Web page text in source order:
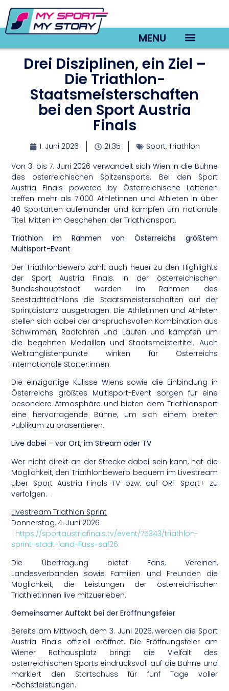
MENU
Drei Disziplinen, ein Ziel –
Die Triathlon-
Staatsmeisterschaften
bei den Sport Austria
Finals
1. Juni 2026 21:35 Sport, Triathlon
Von 3. bis 7. Juni 2026 verwandelt sich Wien in die Bühne
des österreichischen Spitzensports. Bei den Sport
Austria Finals powered by Österreichische Lotterien
treffen mehr als 7.000 Athletinnen und Athleten in über
40 Sportarten aufeinander und kämpfen um nationale
Titel. Mitten im Geschehen: der Triathlonsport.
Triathlon im Rahmen von Österreichs größtem
Multisport-Event
Der Triathlonbewerb zählt auch heuer zu den Highlights
der Sport Austria Finals. In der österreichischen
Bundeshauptstadt werden im Rahmen des
Seestadttriathlons die Staatsmeisterschaften auf der
Sprintdistanz ausgetragen. Die Athletinnen und Athleten
stellen sich dabei der anspruchsvollen Kombination aus
Schwimmen, Radfahren und Laufen und kämpfen um
die begehrten Medaillen und Staatsmeistertitel. Auch
Weltranglistenpunkte winken für Österreichs
internationale Starter:innen.
Die einzigartige Kulisse Wiens sowie die Einbindung in
Österreichs größtes Multisport-Event sorgen für eine
besondere Atmosphäre und bieten dem Triathlonsport
eine hervorragende Bühne, um sich einem breiten
Publikum zu präsentieren.
Live dabei – vor Ort, im Stream oder TV
Wer nicht direkt an der Strecke dabei sein kann, hat die
Möglichkeit, den Triathlonbewerb bequem im Livestream
über Sport Austria Finals TV bzw. auf ORF Sport+ zu
verfolgen. .
Livestream Triathlon Sprint
Donnerstag, 4. Juni 2026
https://sportaustriafinals.tv/event/75343/triathlon-
sprint-stadt-land-fluss-saf26
Die Übertragung bietet Fans, Vereinen,
Landesverbänden sowie Familien und Freunden die
Möglichkeit, die Leistungen der österreichischen
Triathlet:innen live mitzuerleben.
Gemeinsamer Auftakt bei der Eröffnungsfeier
Bereits am Mittwoch, dem 3. Juni 2026, werden die Sport
Austria Finals offiziell eröffnet. Die Eröffnungsfeier am
Wiener Rathausplatz bringt die Vielfalt des
österreichischen Sports eindrucksvoll auf die Bühne und
markiert den Startschuss für fünf Tage voller
Höchstleistungen.